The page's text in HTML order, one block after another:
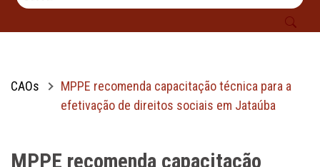
CAOs
MPPE recomenda capacitação técnica para a
efetivação de direitos sociais em Jataúba
MPPE recomenda capacitação